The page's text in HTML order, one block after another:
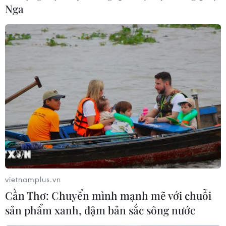
Hội Trí thức Việt - sân chơi mới về trí tuệ
tại Hungary
03/04/2017 01:46
Hội Trí thức Việt tại Hungary là một tổ chức quy tụ một
bộ phận không nhỏ trong cộng đồng: những người đã
từng ngồi trên giảng đường đại học, và muốn có đóng
góp về trí tuệ cho cộng đồng.
Nga
vietnamplus.vn
Cần Thơ: Chuyển mình mạnh mẽ với chuỗi
sản phẩm xanh, đậm bản sắc sông nước